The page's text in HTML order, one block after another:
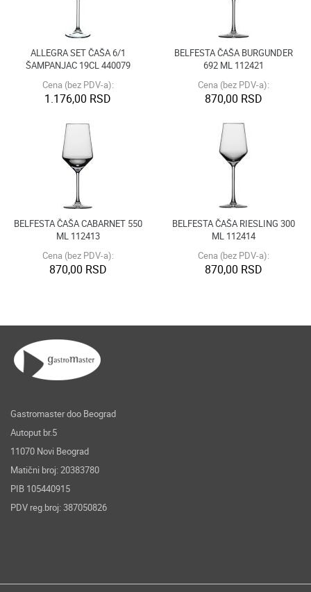
ALLEGRA SET ČAŠA 6/1
ŠAMPANJAC 19CL 440079
Cena (bez PDV-a):
1.176,00 RSD
BELFESTA ČAŠA BURGUNDER
692 ML 112421
Cena (bez PDV-a):
870,00 RSD
BELFESTA ČAŠA CABARNET 550
ML 112413
Cena (bez PDV-a):
870,00 RSD
BELFESTA ČAŠA RIESLING 300
ML 112414
Cena (bez PDV-a):
870,00 RSD
Gastromaster doo Beograd
Autoput br.5
11070 Novi Beograd
Matični broj: 20383780
PIB 105440915
PDV reg.broj: 387050826